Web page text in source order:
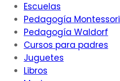
Escuelas
Pedagogía Montessori
Pedagogía Waldorf
Cursos para padres
Juguetes
Libros